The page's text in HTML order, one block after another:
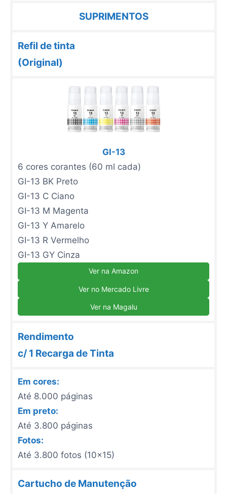
SUPRIMENTOS
Refil de tinta
(Original)
GI-13
6 cores corantes (60 ml cada)
GI-13 BK Preto
GI-13 C Ciano
GI-13 M Magenta
GI-13 Y Amarelo
GI-13 R Vermelho
GI-13 GY Cinza
Ver na Amazon
Ver no Mercado Livre
Ver na Magalu
Rendimento
c/ 1 Recarga de Tinta
Em cores:
Até 8.000 páginas
Em preto:
Até 3.800 páginas
Fotos:
Até 3.800 fotos (10x15)
Cartucho de Manutenção